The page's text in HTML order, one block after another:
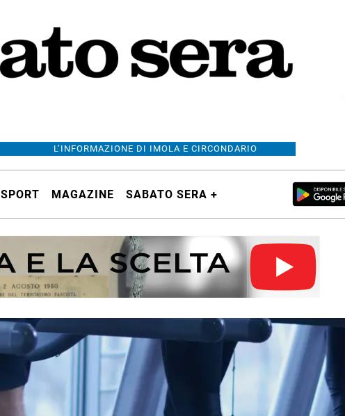
L’INFORMAZIONE DI IMOLA E CIRCONDARIO
SPORT MAGAZINE SABATO SERA +